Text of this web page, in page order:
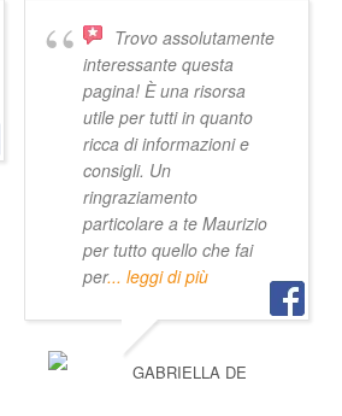
Trovo assolutamente
interessante questa
pagina! È una risorsa
utile per tutti in quanto
ricca di informazioni e
consigli. Un
ringraziamento
particolare a te Maurizio
per tutto quello che fai
per... leggi di più
GABRIELLA DE